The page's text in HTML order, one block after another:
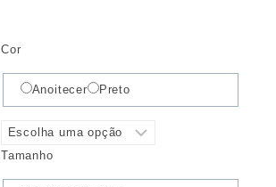
Cor
Anoitecer Preto
Tamanho